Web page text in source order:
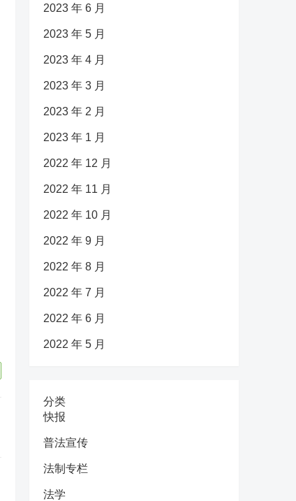
2023 年 6 月
2023 年 5 月
2023 年 4 月
2023 年 3 月
2023 年 2 月
2023 年 1 月
2022 年 12 月
2022 年 11 月
2022 年 10 月
2022 年 9 月
2022 年 8 月
2022 年 7 月
2022 年 6 月
2022 年 5 月
分类
快报
普法宣传
法制专栏
法学